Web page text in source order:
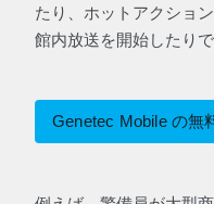
たり、ホットアクショ
館内放送を開始したりで
Genetec Mobile の無